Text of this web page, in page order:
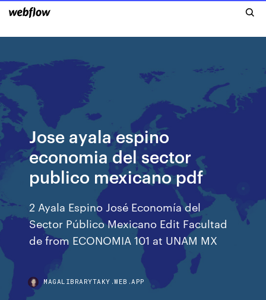
Jose ayala espino
economia del sector
publico mexicano pdf
2 Ayala Espino José Economía del
Sector Público Mexicano Edit Facultad
de from ECONOMIA 101 at UNAM MX
MAGALIBRARYTAKY.WEB.APP